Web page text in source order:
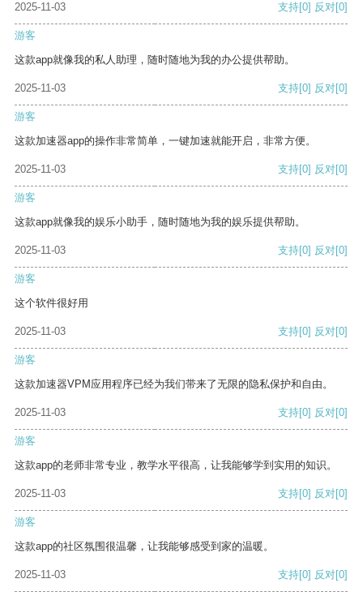
2025-11-03 支持[0] 反对[0]
游客
这款app就像我的私人助理，随时随地为我的办公提供帮助。
2025-11-03 支持[0] 反对[0]
游客
这款加速器app的操作非常简单，一键加速就能开启，非常方便。
2025-11-03 支持[0] 反对[0]
游客
这款app就像我的娱乐小助手，随时随地为我的娱乐提供帮助。
2025-11-03 支持[0] 反对[0]
游客
这个软件很好用
2025-11-03 支持[0] 反对[0]
游客
这款加速器VPM应用程序已经为我们带来了无限的隐私保护和自由。
2025-11-03 支持[0] 反对[0]
游客
这款app的老师非常专业，教学水平很高，让我能够学到实用的知识。
2025-11-03 支持[0] 反对[0]
游客
这款app的社区氛围很温馨，让我能够感受到家的温暖。
2025-11-03 支持[0] 反对[0]